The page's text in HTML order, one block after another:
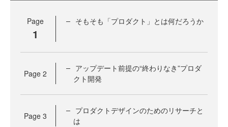
Page
1
そもそも「プロダクト」とは何だろうか
Page 2
アップデート前提の“終わりなき”プロダ
クト開発
Page 3
プロダクトデザインのためのリサーチと
は